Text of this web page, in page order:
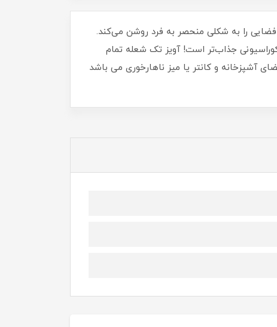
فضایی را به شکلی منحصر به فرد روشن می‌کند.
جذاب‌تر است! آویز تک شعله تمام
آشپزخانه و کانتر یا میز ناهارخوری می باشد